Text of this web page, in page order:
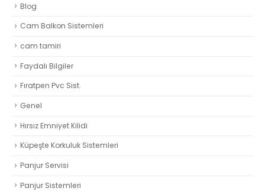
Blog
Cam Balkon Sistemleri
cam tamiri
Faydalı Bilgiler
Fıratpen Pvc Sist.
Genel
Hırsız Emniyet Kilidi
Küpeşte Korkuluk Sistemleri
Panjur Servisi
Panjur Sistemleri